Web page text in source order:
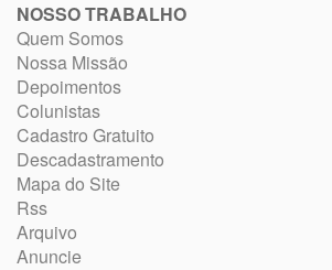
NOSSO TRABALHO
Quem Somos
Nossa Missão
Depoimentos
Colunistas
Cadastro Gratuito
Descadastramento
Mapa do Site
Rss
Arquivo
Anuncie